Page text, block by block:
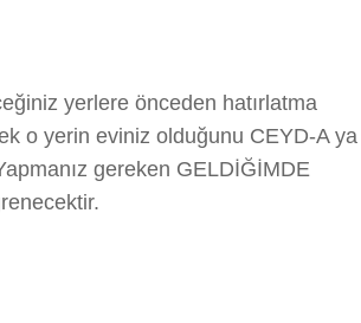
yerlere önceden hatırlatma
o yerin eviniz olduğunu CEYD-A ya
gereken GELDİĞİMDE